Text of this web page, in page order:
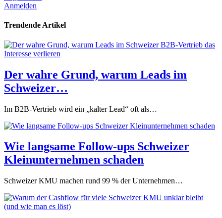
Anmelden
Trendende Artikel
Der wahre Grund, warum Leads im
Schweizer…
Im B2B-Vertrieb wird ein „kalter Lead“ oft als…
Wie langsame Follow-ups Schweizer
Kleinunternehmen schaden
Schweizer KMU machen rund 99 % der Unternehmen…